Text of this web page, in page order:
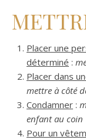
Placer une
déterminé :
Placer dans
mettre à côté
Condamner :
enfant au coin
Pour un